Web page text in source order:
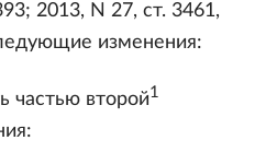
2013, N 27, ст. 3461,
изменения:
частью второй1